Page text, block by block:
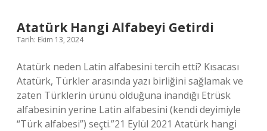
Atatürk Hangi Alfabeyi Getirdi
Tarih: Ekim 13, 2024
Atatürk neden Latin alfabesini tercih etti? Kısacası
Atatürk, Türkler arasında yazı birliğini sağlamak ve
zaten Türklerin ürünü olduğuna inandığı Etrüsk
alfabesinin yerine Latin alfabesini (kendi deyimiyle
“Türk alfabesi”) seçti.”21 Eylül 2021 Atatürk hangi